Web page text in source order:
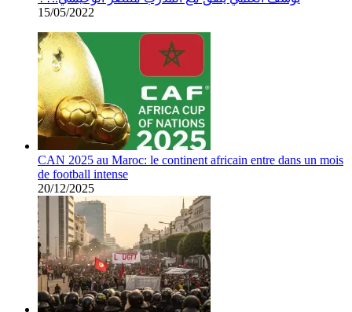
15/05/2022
CAN 2025 au Maroc: le continent africain entre dans un mois
de football intense
20/12/2025